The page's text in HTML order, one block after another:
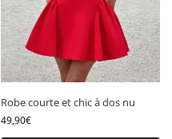
Robe courte et chic à dos nu
49,90€